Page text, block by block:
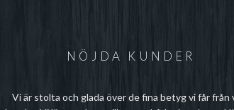
NÖJDA KUNDER
Vi är stolta och glada över de fina betyg vi får från